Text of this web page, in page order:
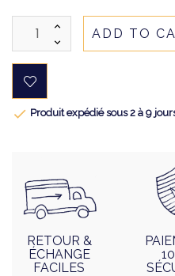
ADD TO
 Produit expédié sous 2 à 9
RETOUR &
ÉCHANGE
FACILES